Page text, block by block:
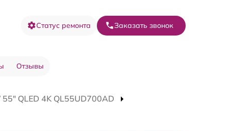
Статус ремонта Заказать звонок
Отзывы
QLED 4K QL55UD700AD